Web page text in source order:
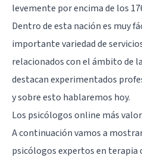
levemente por encima de los
Dentro de esta nación es muy
importante variedad de
relacionados con el ámbito de
destacan experimentados
y sobre esto hablaremos hoy.
Los psicólogos online más
A continuación vamos a
psicólogos expertos en terapia